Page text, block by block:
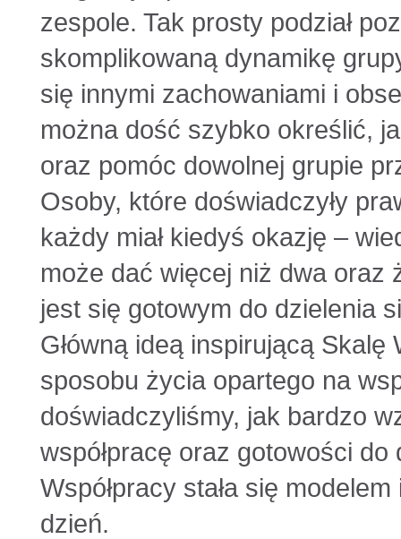
zespole. Tak prosty podział
skomplikowaną dynamikę
się innymi zachowaniami i
można dość szybko określić,
oraz pomóc dowolnej grupie
Osoby, które doświadczyły
każdy miał kiedyś okazję –
może dać więcej niż dwa oraz
jest się gotowym do dzielenia
Główną ideą inspirującą Skalę
sposobu życia opartego na
doświadczyliśmy, jak bardzo
współpracę oraz gotowości
Współpracy stała się
dzień.